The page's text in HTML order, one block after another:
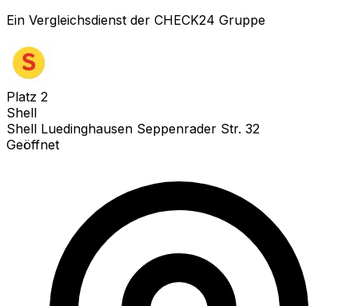
Ein Vergleichsdienst der CHECK24 Gruppe
Platz 2
Shell
Shell Luedinghausen Seppenrader Str. 32
Geöffnet